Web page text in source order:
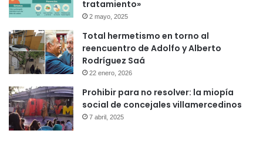
tratamiento»
2 mayo, 2025
Total hermetismo en torno al
reencuentro de Adolfo y Alberto
Rodríguez Saá
22 enero, 2026
Prohibir para no resolver: la miopía
social de concejales villamercedinos
7 abril, 2025